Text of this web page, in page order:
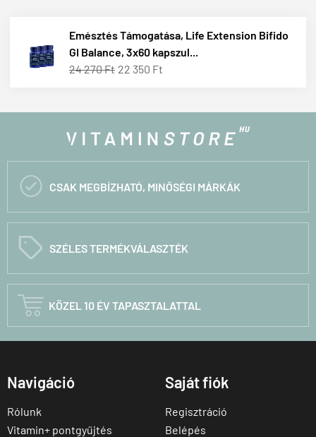
Emésztés Támogatása, Life Extension Bifido
GI Balance, 3x60 kapszul...
24 270 Ft 22 350 Ft
 CSAK MEGBÍZHATÓ, MINŐSÉGI MÁRKÁK
C SZÉLES TERMÉKVÁLASZTÉK
 KÖZEL 10 ÉV TAPASZTALATTAL
Navigáció
Rólunk
Vitamin+ pontgyűjtés
Saját fiók
Regisztráció
Belépés